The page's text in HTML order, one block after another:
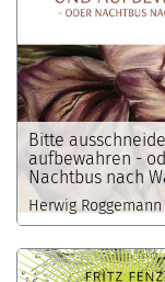
Bitte
aufbewahren -
Nachtbus nach
Herwig Roggemann